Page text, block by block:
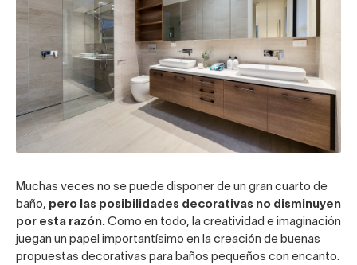
Muchas veces no se puede disponer de un gran cuarto de
baño, pero las posibilidades decorativas no disminuyen
por esta razón. Como en todo, la creatividad e imaginación
juegan un papel importantísimo en la creación de buenas
propuestas decorativas para baños pequeños con encanto.